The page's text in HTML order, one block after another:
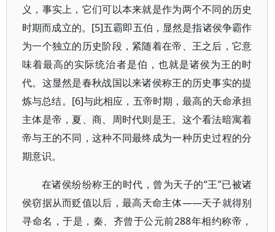
义，事实上，它们可以本来就是作为两个不同的历史
时期而成立的。[5]五霸即五伯，显然是指诸侯争霸作
为一个独立的历史阶段，紧随着在帝、王之后，它意
味着最高的实际统治者是伯，也就是诸侯为王的时
代。这显然是春秋战国以来诸侯称王的历史事实的提
炼与总结。[6]与此相应，五帝时期，最高的天命承担
主体是帝，夏、商、周时代则是王。这个看法暗寓着
帝与王的不同，这种不同最终成为一种历史过程的分
期意识。
在诸侯纷纷称王的时代，曾为天子的“王”已被诸
侯窃据从而贬值以后，最高天命主体——天子就得别
寻命名，于是，秦、齐曾于公元前288年相约称帝，